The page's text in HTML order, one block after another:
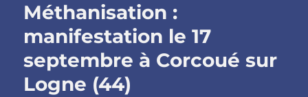
un
crime
Méthanisation :
manifestation le 17
septembre à Corcoué sur
Logne (44)